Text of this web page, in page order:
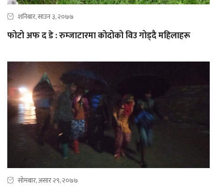
शनिबार, साउन ३, २०७७
फोटो अफ द डे : रुम्जाटारमा कोदोको विउ गोड्दै महिलाहरू
सोमबार, असार २९, २०७७